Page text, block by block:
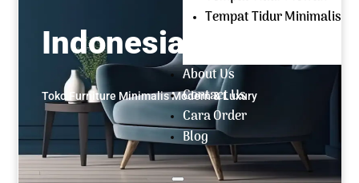
Indonesia
Toko Furniture Minimalis Modern & Luxury
Tempat Tidur Minimalis
About Us
Contact Us
Cara Order
Blog